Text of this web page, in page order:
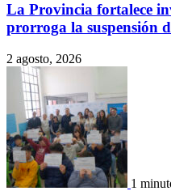
La Provincia fortalece
prorroga la suspensión
2 agosto, 2026
1